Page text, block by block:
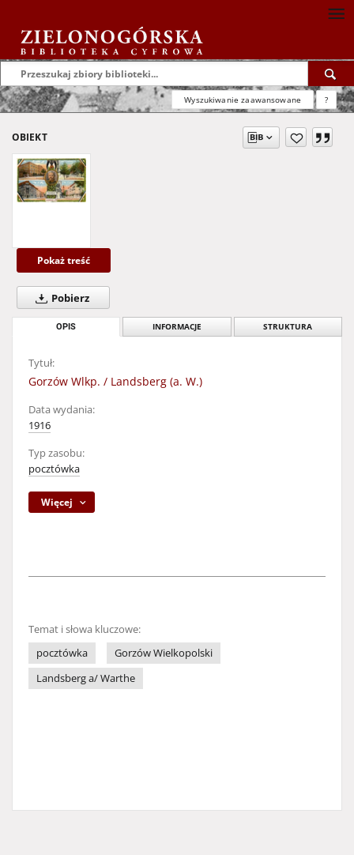
Wyszukiwanie zaawansowane ?
OBIEKT
Pokaż treść
Pobierz
OPIS INFORMACJE STRUKTURA
Tytuł:
Gorzów Wlkp. / Landsberg (a. W.)
Data wydania:
1916
Typ zasobu:
pocztówka
Więcej
Temat i słowa kluczowe:
pocztówka
Gorzów Wielkopolski
Landsberg a/ Warthe